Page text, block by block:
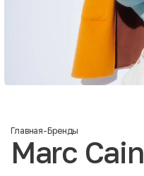
Главная-Бренды
Marc Cain